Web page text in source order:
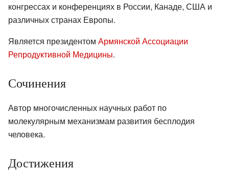
конгрессах и конференциях в России, Канаде, США и
различных странах Европы.
Является президентом Армянской Ассоциации
Репродуктивной Медицины.
Сочинения
Автор многочисленных научных работ по
молекулярным механизмам развития бесплодия
человека.
Достижения